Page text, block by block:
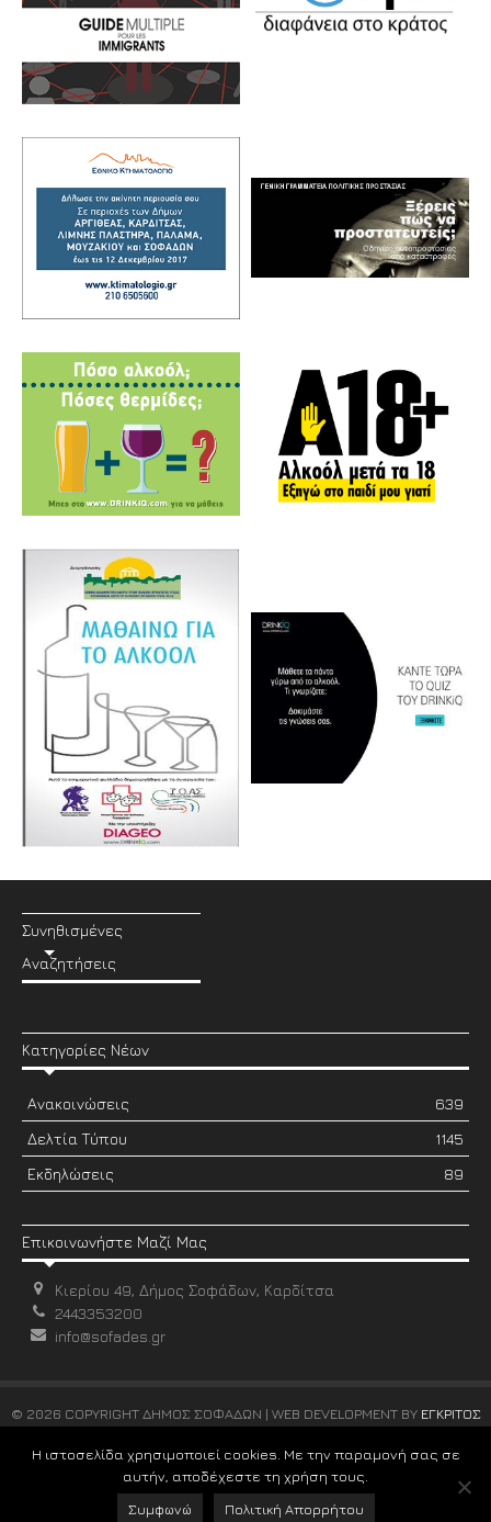
Συνηθισμένες
Αναζητήσεις
Κατηγορίες Νέων
Ανακοινώσεις
639
Δελτία Τύπου
1145
Εκδηλώσεις
89
Επικοινωνήστε Μαζί Μας
Κιερίου 49, Δήμος Σοφάδων, Καρδίτσα
2443353200
info@sofades.gr
© 2026 COPYRIGHT ΔΗΜΟΣ ΣΟΦΑΔΩΝ | WEB DEVELOPMENT BY ΕΓΚΡΙΤΟΣ
Η ιστοσελίδα χρησιμοποιεί cookies. Με την παραμονή σας σε
αυτήν, αποδέχεστε τη χρήση τους.
Συμφωνώ
Πολιτική Απορρήτου